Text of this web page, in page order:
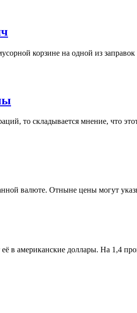
корзине на одной из
то складывается мнение, что
валюте. Отныне цены могут
в американские доллары. На 1,4